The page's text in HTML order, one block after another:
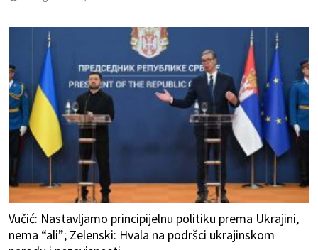
Vučić: Nastavljamo principijelnu politiku prema Ukrajini,
nema “ali”; Zelenski: Hvala na podršci ukrajinskom